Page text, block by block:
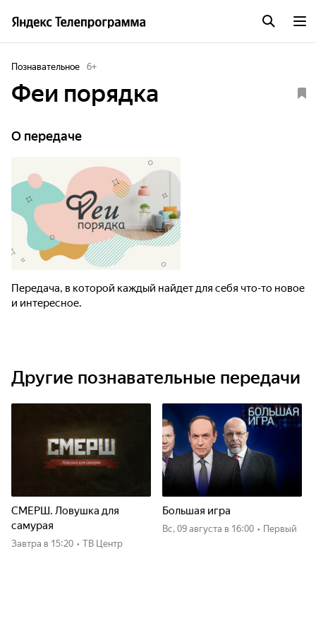
Познавательное 6+
Феи порядка
О передаче
Передача, в которой каждый найдет для себя что-то новое
и интересное.
Другие познавательные передачи
СМЕРШ. Ловушка для
самурая
Завтра в 15:20 • ТВ Центр
Большая игра
вс, 09 августа в 16:00 • Первый